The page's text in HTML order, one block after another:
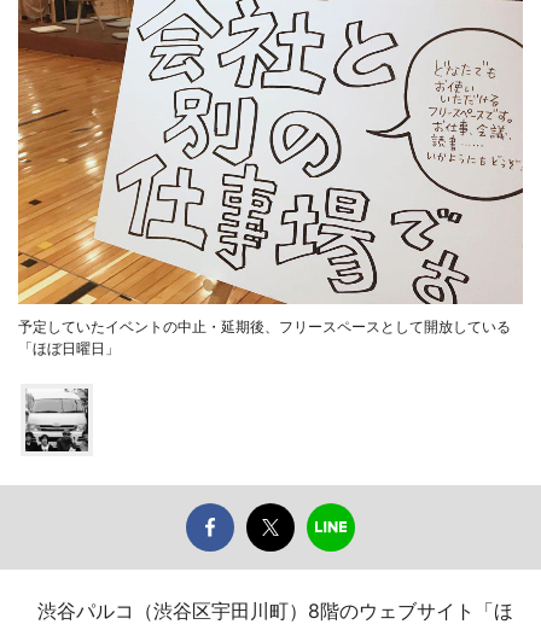
予定していたイベントの中止・延期後、フリースペースとして開放している
「ほぼ日曜日」
渋谷パルコ（渋谷区宇田川町）8階のウェブサイト「ほ